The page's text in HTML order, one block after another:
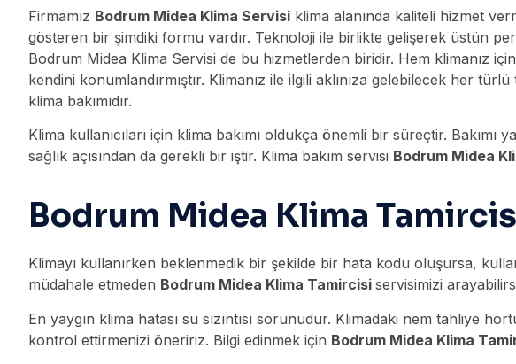
Firmamız Bodrum Midea Klima Servisi klima alanında kaliteli hizmet
gösteren bir şimdiki formu vardır. Teknoloji ile birlikte gelişerek üstün
Bodrum Midea Klima Servisi de bu hizmetlerden biridir. Hem klimanız
kendini konumlandırmıştır. Klimanız ile ilgili aklınıza gelebilecek her
klima bakımıdır.
Klima kullanıcıları için klima bakımı oldukça önemli bir süreçtir.
sağlık açısından da gerekli bir iştir. Klima bakım servisi Bodrum Midea
Bodrum Midea Klima
Klimayı kullanırken beklenmedik bir şekilde bir hata kodu oluşursa,
müdahale etmeden Bodrum Midea Klima Tamircisi servisimizi
En yaygın klima hatası su sızıntısı sorunudur. Klimadaki nem tahliye
kontrol ettirmenizi öneririz. Bilgi edinmek için Bodrum Midea Klima